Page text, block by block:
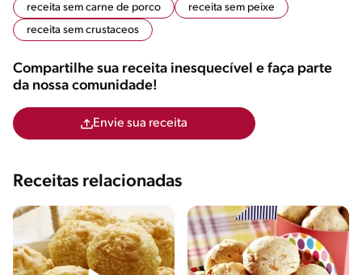
receita sem carne de porco
receita sem peixe
receita sem crustaceos
Compartilhe sua receita inesquecível e faça parte
da nossa comunidade!
Envie sua receita
Receitas relacionadas